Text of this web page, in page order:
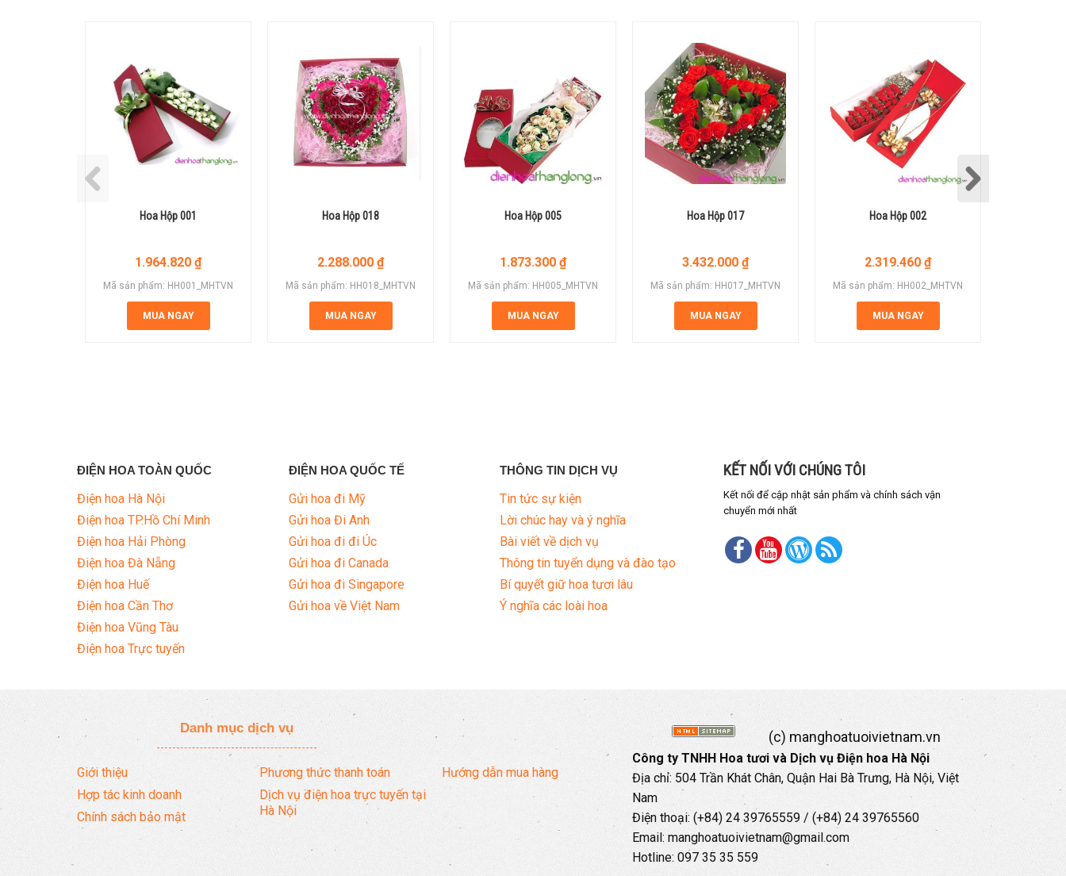
Hoa Hộp 001
1.964.820 ₫
Mã sản phẩm: HH001_MHTVN
MUA NGAY
Hoa Hộp 018
2.288.000 ₫
Mã sản phẩm: HH018_MHTVN
MUA NGAY
Hoa Hộp 005
1.873.300 ₫
Mã sản phẩm: HH005_MHTVN
MUA NGAY
Hoa Hộp 017
3.432.000 ₫
Mã sản phẩm: HH017_MHTVN
MUA NGAY
Hoa Hộp 002
2.319.460 ₫
Mã sản phẩm: HH002_MHTVN
MUA NGAY
ĐIỆN HOA TOÀN QUỐC
Điện hoa Hà Nội
Điện hoa TP.Hồ Chí Minh
Điện hoa Hải Phòng
Điện hoa Đà Nẵng
Điện hoa Huế
Điện hoa Cần Thơ
Điện hoa Vũng Tàu
Điện hoa Trực tuyến
ĐIỆN HOA QUỐC TẾ
Gửi hoa đi Mỹ
Gửi hoa Đi Anh
Gửi hoa đi đi Úc
Gửi hoa đi Canada
Gửi hoa đi Singapore
Gửi hoa về Việt Nam
THÔNG TIN DỊCH VỤ
Tin tức sự kiện
Lời chúc hay và ý nghĩa
Bài viết về dịch vụ
Thông tin tuyển dụng và đào tạo
Bí quyết giữ hoa tươi lâu
Ý nghĩa các loài hoa
KẾT NỐI VỚI CHÚNG TÔI
Kết nối để cập nhật sản phẩm và chính sách vận
chuyển mới nhất
Danh mục dịch vụ
Giới thiệu
Hợp tác kinh doanh
Chính sách bảo mật
Phương thức thanh toán
Dịch vụ điện hoa trực tuyến tại
Hà Nội
Hướng dẫn mua hàng
(c) manghoatuoivietnam.vn
Công ty TNHH Hoa tươi và Dịch vụ Điện hoa Hà Nội
Địa chỉ: 504 Trần Khát Chân, Quận Hai Bà Trưng, Hà Nội, Việt
Nam
Điện thoại: (+84) 24 39765559 / (+84) 24 39765560
Email: manghoatuoivietnam@gmail.com
Hotline: 097 35 35 559